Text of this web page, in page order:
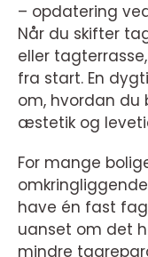
– opdatering
Når du skifter
eller
fra start. En
om, hvordan du
æstetik og
For mange
have én fast
uanset om det
mindre